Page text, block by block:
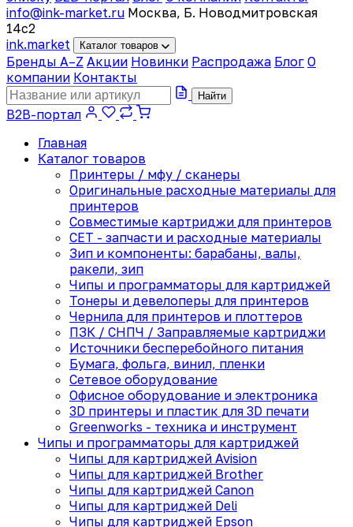
info@ink-market.ru Москва, Б. Новодмитровская
14с2
ink.market Каталог товаров
Бренды A–Z Акции Новинки Распродажа Блог О
компании Контакты
Найти
B2B-портал
Главная
Каталог товаров
Принтеры / мфу / сканеры
Оригинальные расходные материалы для
принтеров
Совместимые картриджи для принтеров
CET - запчасти и расходные материалы
Зип и компоненты: барабаны, валы,
ракели, зип
Чипы и программаторы для картриджей
Тонеры и девелоперы для принтеров
Чернила для принтеров и плоттеров
ПЗК / СНПЧ / Заправляемые картриджи
Источники бесперебойного питания
Бумага, фольга, винил, пленки
Сетевое оборудование
Офисное оборудование и электроника
3D принтеры и пластик для 3D печати
Greenworks - техника и инструмент
Чипы и программаторы для картриджей
Чипы для картриджей Avision
Чипы для картриджей Brother
Чипы для картриджей Canon
Чипы для картриджей Deli
Чипы для картриджей Epson